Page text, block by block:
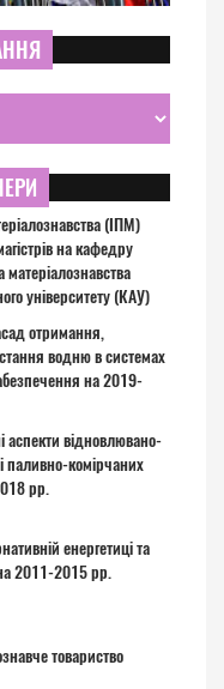
(ІПМ)
на кафедру
університету (КАУ)
отримання,
водню в системах
на 2019-
відновлювано-
паливно-комірчаних
рр.
енергетиці та
на 2011-2015 рр.
товариство